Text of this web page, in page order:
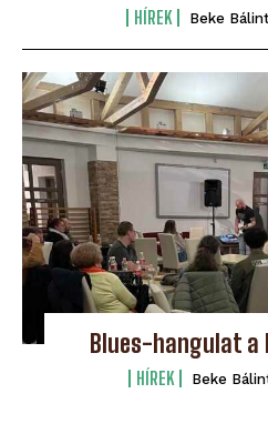
HÍREK Beke
Blues-hangulat a
HÍREK Beke